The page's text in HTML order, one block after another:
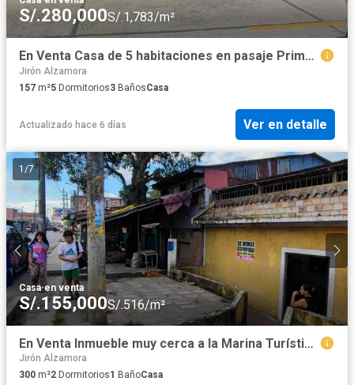
S/.280,000S/.1,783/m²
En Venta Casa de 5 habitaciones en pasaje Primavera/calle Navarro/Calle Putumayo/IQUITOS
Jirón Alzamora
157 m²5 Dormitorios3 BañosCasa
Actualizado hace 6 días Ver en detalle
1 /7
Casa·en venta
S/.155,000S/.516/m²
En Venta Inmueble muy cerca a la Marina Turística de IQUITOS
Jirón Alzamora
300 m²2 Dormitorios1 BañoCasa